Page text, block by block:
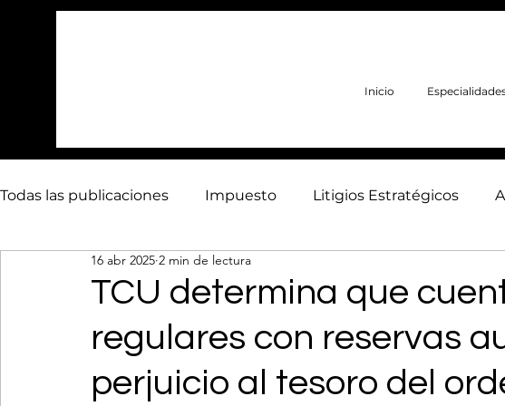
Inicio
Todas las publicaciones Impuesto Litigios Estratégicos
Derecho Público Mano de obra
TCU determina que
regulares con reservas
perjuicio al tesoro del
16 abr 2025 2 min de lectura